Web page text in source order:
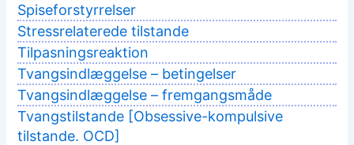
Spiseforstyrrelser
Stressrelaterede tilstande
Tilpasningsreaktion
Tvangsindlæggelse – betingelser
Tvangsindlæggelse – fremgangsmåde
Tvangstilstande [Obsessive-kompulsive
tilstande. OCD]